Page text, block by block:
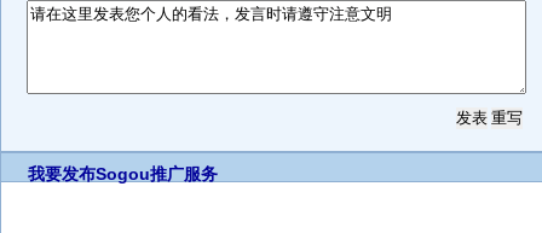
我要发布Sogou推广服务